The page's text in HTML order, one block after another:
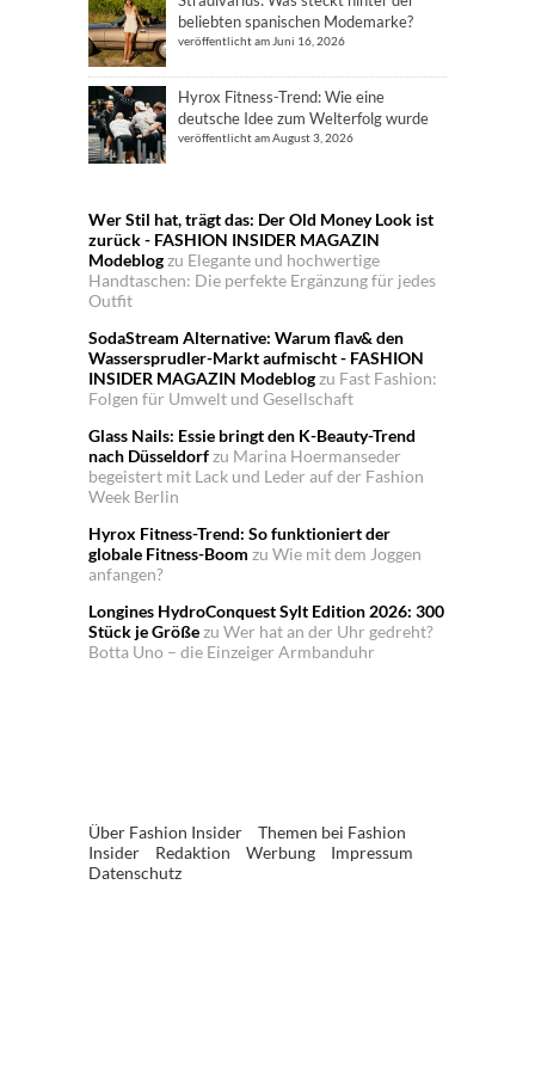
beliebten spanischen Modemarke?
veröffentlicht am Juni 16, 2026
Hyrox Fitness-Trend: Wie eine
deutsche Idee zum Welterfolg wurde
veröffentlicht am August 3, 2026
Wer Stil hat, trägt das: Der Old Money Look ist
zurück - FASHION INSIDER MAGAZIN
Modeblogzu Elegante und hochwertige
Handtaschen: Die perfekte Ergänzung für jedes
Outfit
SodaStream Alternative: Warum flav& den
Wassersprudler-Markt aufmischt - FASHION
INSIDER MAGAZIN Modeblogzu Fast Fashion:
Folgen für Umwelt und Gesellschaft
Glass Nails: Essie bringt den K-Beauty-Trend
nach Düsseldorfzu Marina Hoermanseder
begeistert mit Lack und Leder auf der Fashion
Week Berlin
Hyrox Fitness-Trend: So funktioniert der
globale Fitness-Boom zu Wie mit dem Joggen
anfangen?
Longines HydroConquest Sylt Edition 2026: 300
Stück je Größezu Wer hat an der Uhr gedreht?
Botta Uno – die Einzeiger Armbanduhr
Über Fashion Insider
Themen bei Fashion
Insider
Redaktion Werbung
Impressum
Datenschutz